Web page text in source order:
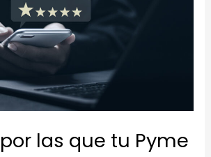
las que tu Pyme